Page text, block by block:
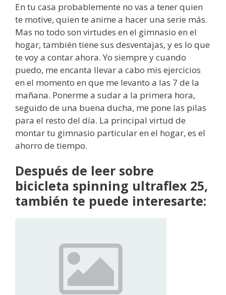
En tu casa probablemente no vas a tener quien
te motive, quien te anime a hacer una serie más.
Mas no todo son virtudes en el gimnasio en el
hogar, también tiene sus desventajas, y es lo que
te voy a contar ahora. Yo siempre y cuando
puedo, me encanta llevar a cabo mis ejercicios
en el momento en que me levanto a las 7 de la
mañana. Ponerme a sudar a la primera hora,
seguido de una buena ducha, me pone las pilas
para el resto del día. ​La principal virtud de
montar tu gimnasio particular en el hogar, es el
ahorro de tiempo.
Después de leer sobre
bicicleta spinning ultraflex 25,
también te puede interesarte: